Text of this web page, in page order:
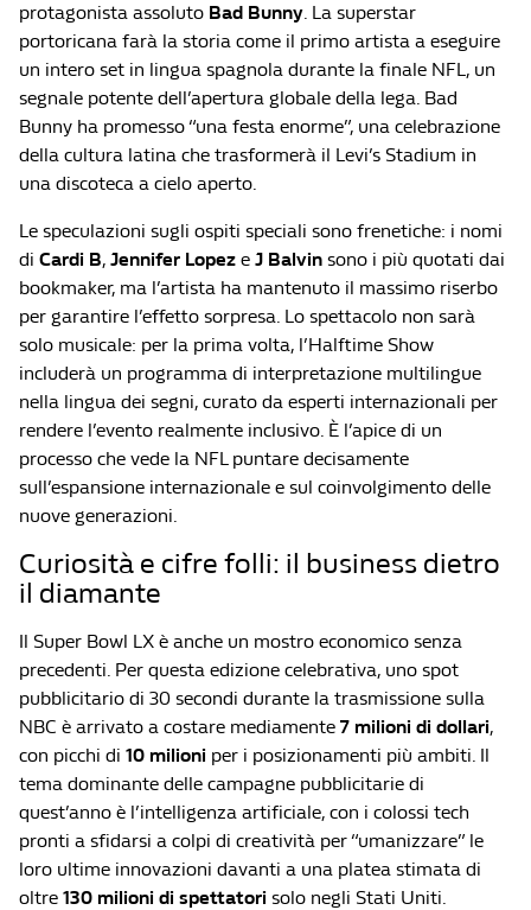
protagonista assoluto Bad Bunny. La superstar
portoricana farà la storia come il primo artista a eseguire
un intero set in lingua spagnola durante la finale NFL, un
segnale potente dell’apertura globale della lega. Bad
Bunny ha promesso “una festa enorme”, una celebrazione
della cultura latina che trasformerà il Levi’s Stadium in
una discoteca a cielo aperto.
Le speculazioni sugli ospiti speciali sono frenetiche: i nomi
di Cardi B, Jennifer Lopez e J Balvin sono i più quotati dai
bookmaker, ma l’artista ha mantenuto il massimo riserbo
per garantire l’effetto sorpresa. Lo spettacolo non sarà
solo musicale: per la prima volta, l’Halftime Show
includerà un programma di interpretazione multilingue
nella lingua dei segni, curato da esperti internazionali per
rendere l’evento realmente inclusivo. È l’apice di un
processo che vede la NFL puntare decisamente
sull’espansione internazionale e sul coinvolgimento delle
nuove generazioni.
Curiosità e cifre folli: il business dietro
il diamante
Il Super Bowl LX è anche un mostro economico senza
precedenti. Per questa edizione celebrativa, uno spot
pubblicitario di 30 secondi durante la trasmissione sulla
NBC è arrivato a costare mediamente 7 milioni di dollari,
con picchi di 10 milioni per i posizionamenti più ambiti. Il
tema dominante delle campagne pubblicitarie di
quest’anno è l’intelligenza artificiale, con i colossi tech
pronti a sfidarsi a colpi di creatività per “umanizzare” le
loro ultime innovazioni davanti a una platea stimata di
oltre 130 milioni di spettatori solo negli Stati Uniti.